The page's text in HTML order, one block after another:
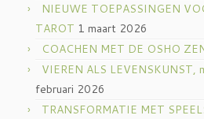
NIEUWE TOEPASSINGEN
TAROT 1 maart 2026
COACHEN MET DE OSHO
VIEREN ALS
februari 2026
TRANSFORMATIE MET